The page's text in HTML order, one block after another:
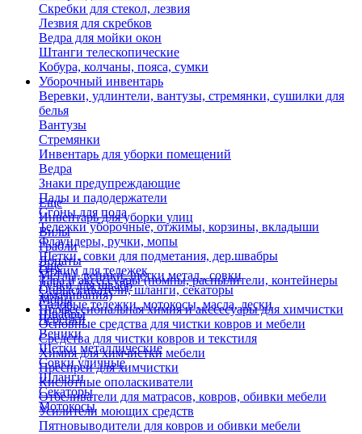
Скребки для стекол, лезвия
Лезвия для скребков
Ведра для мойки окон
Штанги телескопические
Кобура, колчаны, пояса, сумки
Уборочный инвентарь
Веревки, удлинтели, вантузы, стремянки, сушилки для
белья
Вантузы
Стремянки
Инвентарь для уборки помещений
Ведра
Знаки предупреждающие
Пады и падодержатели
Сгоны для пола
Тележки уборочные, отжимы, корзины, вкладыши
Флаундеры, ручки, мопы
Щетки, совки для подметания, дер.швабры
Отжим для тележек
Ручки для швабр
Мопы
Швабры
Еще
Инвентарь для уборки улиц
Вилы
Грабли
Лопаты
Метлы, веники, щетки метал., совки
Опрыскиватели, шланги, секаторы
Садовые тележки, мотокосы, масла, лески
Черенки
Веники
Щетки металлические
Совки уличные
Шланги
Секаторы
Мотокосы
Еще
Тара и аксессуары (помпы, распылители, контейнеры
замачивания)
Профессиональная химия и акссесуары для химчистки
Основные средства для чистки ковров и мебели
Средства для чистки ковров и текстиля
Химия для химчистки мебели
Преспреи для химчистки
Кислотные ополаскиватели
Отбеливатели для матрасов, ковров, обивки мебели
Усилители моющих средств
Пятновыводители для ковров и обивки мебели